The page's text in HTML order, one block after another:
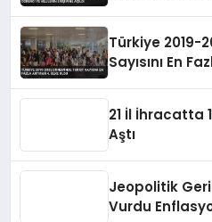
Türkiye 2019-
Sayısını En
21 İl İhracatta
Aştı
Jeopolitik
Vurdu